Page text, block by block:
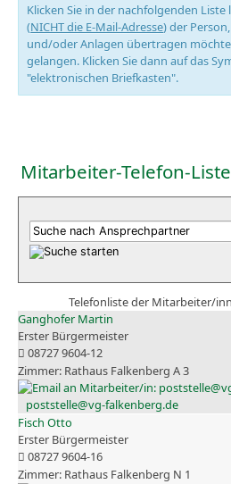
Klicken Sie in der nachfolgenden Liste
(NICHT die E-Mail-Adresse) der
und/oder Anlagen übertragen
gelangen. Klicken Sie dann auf das
"elektronischen Briefkasten".
Mitarbeiter-Telefon-Liste
Telefonliste der Mitarbeiter/
Ganghofer Martin
Erster Bürgermeister
08727 9604-12
Rathaus Falkenberg A 3
poststelle@vg-falkenberg.de
Fisch Otto
Erster Bürgermeister
08727 9604-16
Rathaus Falkenberg N 1